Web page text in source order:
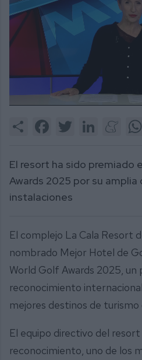
1
Share FacebookTwitter LinkedIn
El resort ha sido premiado
Awards 2025 por su
instalaciones
El complejo La Cala Resort
nombrado Mejor Hotel de
World Golf Awards 2025, un
reconocimiento
mejores destinos de
El equipo directivo del
reconocimiento, uno de los